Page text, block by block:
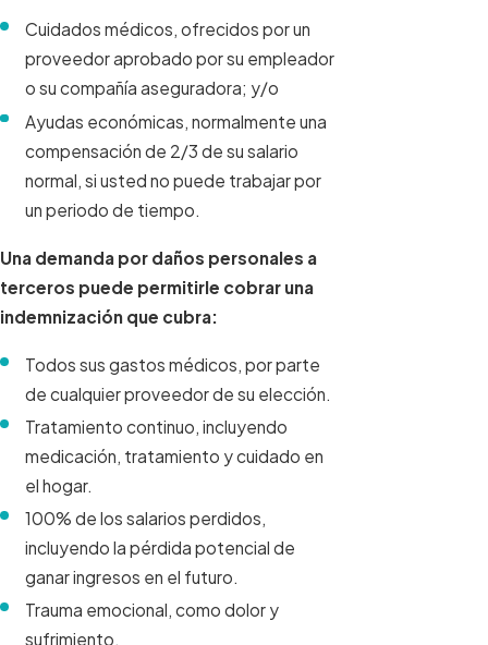
Cuidados médicos, ofrecidos por un
proveedor aprobado por su empleador
o su compañía aseguradora; y/o
Ayudas económicas, normalmente una
compensación de 2/3 de su salario
normal, si usted no puede trabajar por
un periodo de tiempo.
Una demanda por daños personales a
terceros puede permitirle cobrar una
indemnización que cubra:
Todos sus gastos médicos, por parte
de cualquier proveedor de su elección.
Tratamiento continuo, incluyendo
medicación, tratamiento y cuidado en
el hogar.
100% de los salarios perdidos,
incluyendo la pérdida potencial de
ganar ingresos en el futuro.
Trauma emocional, como dolor y
sufrimiento.